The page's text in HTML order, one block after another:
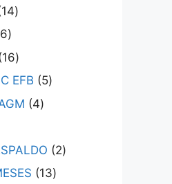
14
16
EFB
5
4
2
13